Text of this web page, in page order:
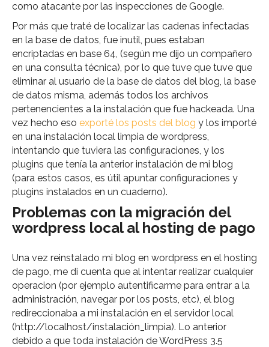
como atacante por las inspecciones de Google.
Por más que traté de localizar las cadenas infectadas
en la base de datos, fue inutil, pues estaban
encriptadas en base 64, (según me dijo un compañero
en una consulta técnica), por lo que tuve que tuve que
eliminar al usuario de la base de datos del blog, la base
de datos misma, además todos los archivos
pertenencientes a la instalación que fue hackeada. Una
vez hecho eso exporté los posts del blog y los importé
en una instalación local limpia de wordpress,
intentando que tuviera las configuraciones, y los
plugins que tenía la anterior instalación de mi blog
(para estos casos, es útil apuntar configuraciones y
plugins instalados en un cuaderno).
Problemas con la migración del
wordpress local al hosting de pago
Una vez reinstalado mi blog en wordpress en el hosting
de pago, me di cuenta que al intentar realizar cualquier
operacion (por ejemplo autentificarme para entrar a la
administración, navegar por los posts, etc), el blog
redireccionaba a mi instalación en el servidor local
(http://localhost/instalación_limpia). Lo anterior
debido a que toda instalación de WordPress 3.5